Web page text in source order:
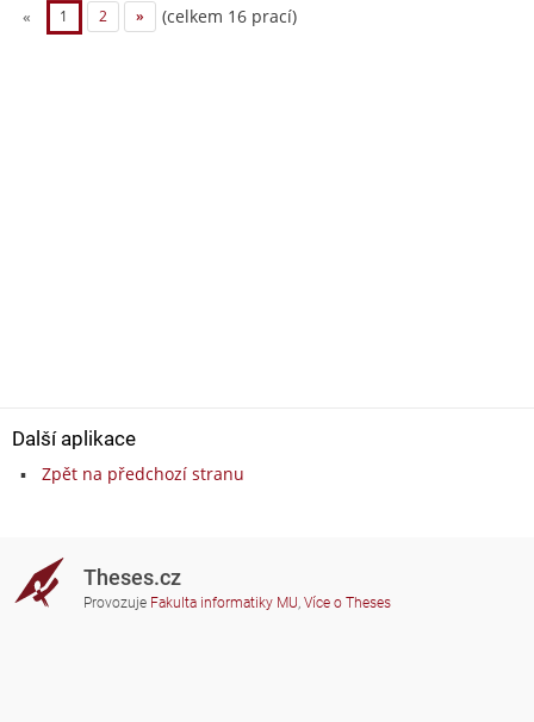
« 1 2 » (celkem 16 prací)
Další aplikace
Zpět na předchozí stranu
Theses.cz
Provozuje Fakulta informatiky MU, Více o Theses